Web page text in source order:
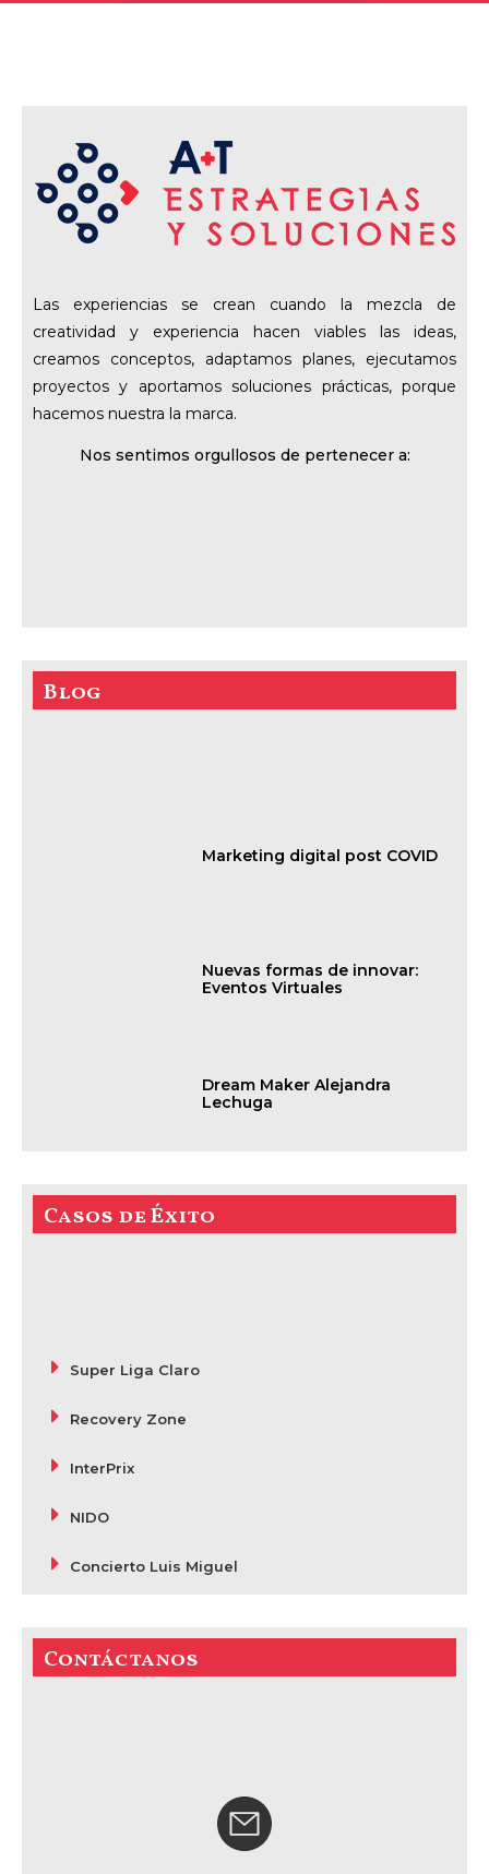
Las experiencias se crean cuando la mezcla de
creatividad y experiencia hacen viables las ideas,
creamos conceptos, adaptamos planes, ejecutamos
proyectos y aportamos soluciones prácticas, porque
hacemos nuestra la marca.
Nos sentimos orgullosos de pertenecer a:
Blog
Marketing digital post COVID
Nuevas formas de innovar:
Eventos Virtuales
Dream Maker Alejandra
Lechuga
Casos de Éxito
Super Liga Claro
Recovery Zone
InterPrix
NIDO
Concierto Luis Miguel
Contáctanos